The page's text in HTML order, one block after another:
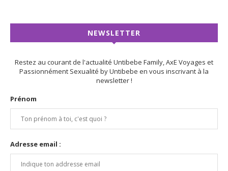
NEWSLETTER
Restez au courant de l'actualité Untibebe Family, AxE Voyages et
Passionnément Sexualité by Untibebe en vous inscrivant à la
newsletter !
Prénom
Adresse email :